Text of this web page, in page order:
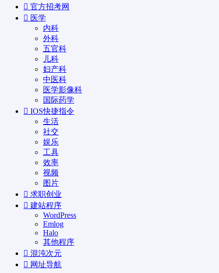
官方招考网
医学
内科
外科
五官科
儿科
妇产科
中医科
医学影像科
国际药学
IOS快捷指令
生活
社交
娱乐
工具
效率
视频
图片
求职创业
建站程序
WordPress
Emlog
Halo
其他程序
混沌次元
网址导航